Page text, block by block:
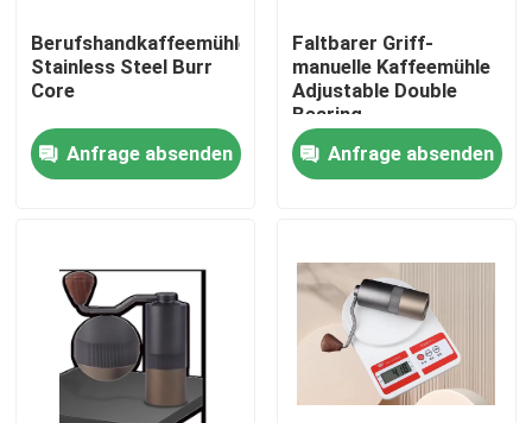
Fabrik-Ausflug
Treten Sie mit uns in Verbindung
Kaffeebohneschleifer
Burr Coffee Grinder
Berufshandkaffeemühle
Stainless Steel Burr
Core
Anfrage absenden
Faltbarer Griff-
manuelle Kaffeemühle
Adjustable Double
Bearing
Anfrage absenden